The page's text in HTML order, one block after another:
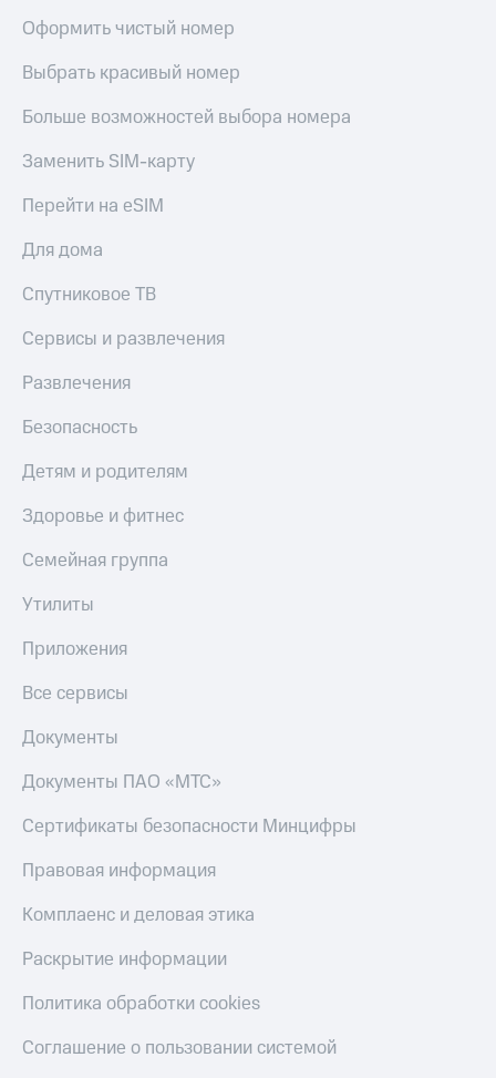
Оформить чистый номер
Выбрать красивый номер
Больше возможностей выбора номера
Заменить SIM-карту
Перейти на eSIM
Для дома
Спутниковое ТВ
Сервисы и развлечения
Развлечения
Безопасность
Детям и родителям
Здоровье и фитнес
Семейная группа
Утилиты
Приложения
Все сервисы
Документы
Документы ПАО «МТС»
Сертификаты безопасности Минцифры
Правовая информация
Комплаенс и деловая этика
Раскрытие информации
Политика обработки cookies
Соглашение о пользовании системой